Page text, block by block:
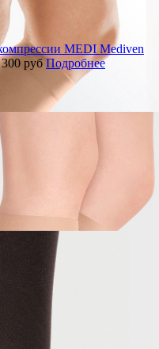
MEDI Mediven
руб Подробнее